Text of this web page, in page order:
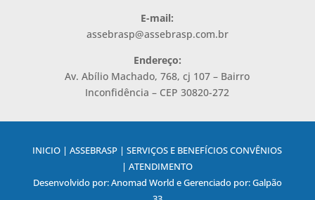
E-mail:
assebrasp@assebrasp.com.br
Endereço:
Av. Abílio Machado, 768, cj 107 – Bairro
Inconfidência – CEP 30820-272
INICIO | ASSEBRASP | SERVIÇOS E BENEFÍCIOS CONVÊNIOS
| ATENDIMENTO
Desenvolvido por: Anomad World e Gerenciado por: Galpão